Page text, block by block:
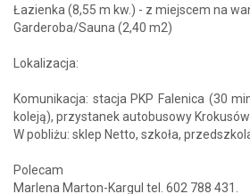
Łazienka (8,55 m kw.) - z miejscem na
Garderoba/Sauna (2,40 m2)
Lokalizacja:
Komunikacja: stacja PKP Falenica (30
koleją), przystanek autobusowy Krokusów
W pobliżu: sklep Netto, szkoła,
Polecam
Marlena Marton-Kargul tel. 602 788 431.